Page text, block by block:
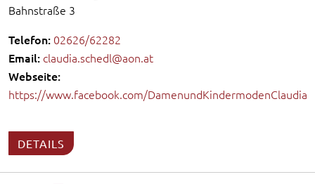
Bahnstraße 3
Telefon: 02626/62282
Email: claudia.schedl@aon.at
Webseite:
https://www.facebook.com/DamenundKindermodenClaudia
DETAILS